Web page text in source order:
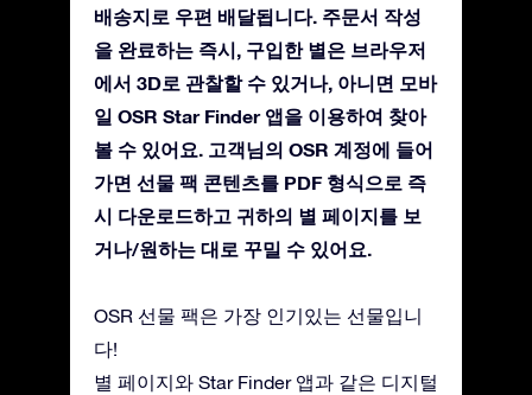
배송지로 우편 배달됩니다. 주문서 작성
을 완료하는 즉시, 구입한 별은 브라우저
에서 3D로 관찰할 수 있거나, 아니면 모바
일 OSR Star Finder 앱을 이용하여 찾아
볼 수 있어요. 고객님의 OSR 계정에 들어
가면 선물 팩 콘텐츠를 PDF 형식으로 즉
시 다운로드하고 귀하의 별 페이지를 보
거나/원하는 대로 꾸밀 수 있어요.
OSR 선물 팩은 가장 인기있는 선물입니
다!
별 페이지와 Star Finder 앱과 같은 디지털